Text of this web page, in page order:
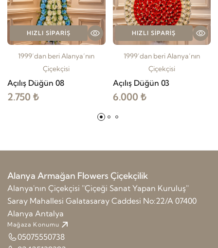
HIZLI SIPARIŞ
1999’dan beri Alanya’nın
Çiçekçisi
Açılış Düğün 08
2.750 ₺
HIZLI SIPARIŞ
1999’dan beri Alanya’nın
Çiçekçisi
Açılış Düğün 03
6.000 ₺
Alanya Armağan Flowers Çiçekçilik
Alanya'nın Çiçekçisi ''Çiçeği Sanat Yapan Kuruluş''
Saray Mahallesi Galatasaray Caddesi No:22/A 07400
Alanya Antalya
Mağaza Konumu
05075550738